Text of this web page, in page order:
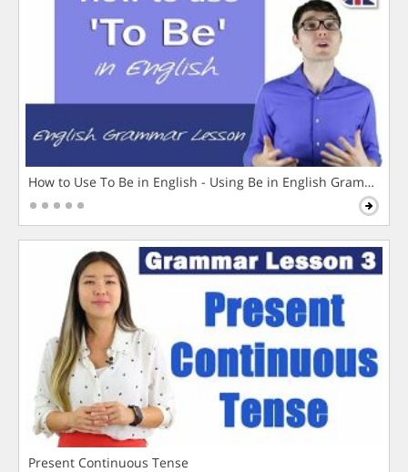
How to Use To Be in English - Using Be in English Grammar
Present Continuous Tense